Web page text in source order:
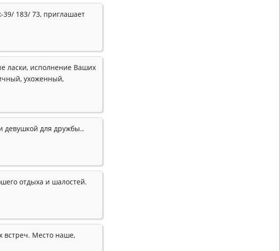
39/ 183/ 73, приглашает
ласки, исполнение Ваших
ухоженный,
девушкой для дружбы..
отдыха и шалостей.
встреч. Место наше,